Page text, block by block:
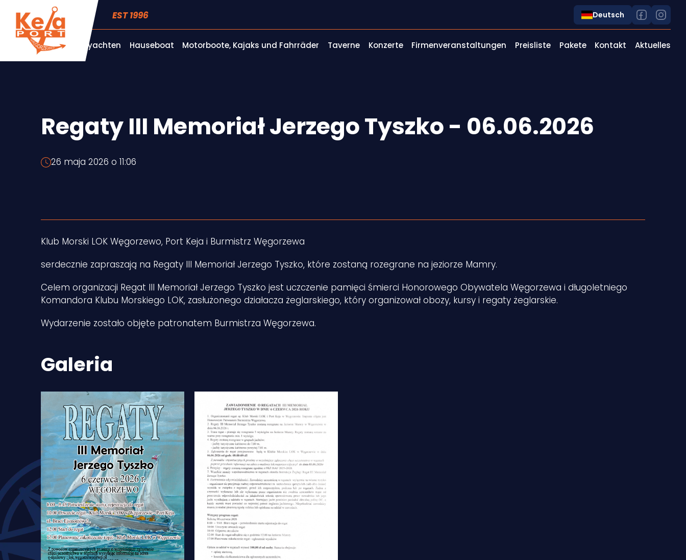
EST 1996 Deutsch
Segelyachten Hauseboat Motorboote, Kajaks und Fahrräder Taverne Konzerte Firmenveranstaltungen Preisliste Pakete Kontakt Aktuelles
Regaty III Memoriał Jerzego Tyszko - 06.06.2026
26 maja 2026 o 11:06
Klub Morski LOK Węgorzewo, Port Keja i Burmistrz Węgorzewa
serdecznie zapraszają na Regaty III Memoriał Jerzego Tyszko, które zostaną rozegrane na jeziorze Mamry.
Celem organizacji Regat III Memoriał Jerzego Tyszko jest uczczenie pamięci śmierci Honorowego Obywatela Węgorzewa i długoletniego
Komandora Klubu Morskiego LOK, zasłużonego działacza żeglarskiego, który organizował obozy, kursy i regaty żeglarskie.
Wydarzenie zostało objęte patronatem Burmistrza Węgorzewa.
Galeria